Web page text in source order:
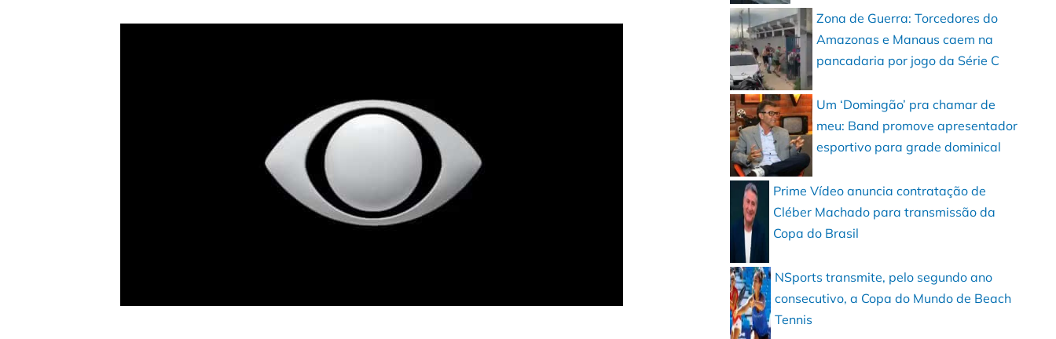
Zona de Guerra: Torcedores do
Amazonas e Manaus caem na
pancadaria por jogo da Série C
Um ‘Domingão’ pra chamar de
meu: Band promove apresentador
esportivo para grade dominical
Prime Vídeo anuncia contratação de
Cléber Machado para transmissão da
Copa do Brasil
NSports transmite, pelo segundo ano
consecutivo, a Copa do Mundo de Beach
Tennis